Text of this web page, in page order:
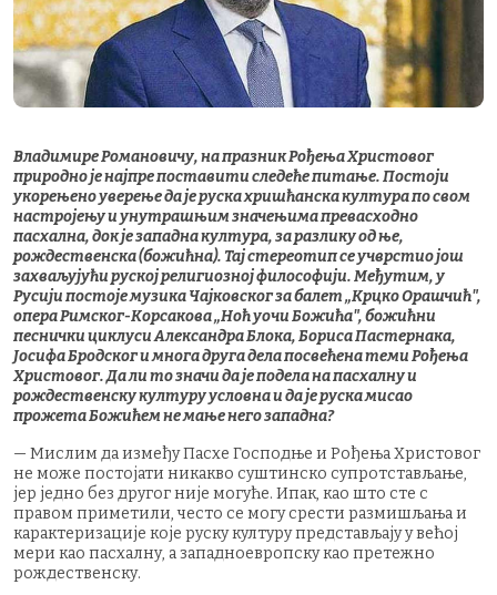
Владимире Романовичу, на празник Рођења Христовог
природно је најпре поставити следеће питање. Постоји
укорењено уверење да је руска хришћанска култура по свом
настројењу и унутрашњим значењима превасходно
пасхална, док је западна култура, за разлику од ње,
рождественска (божићна). Тај стереотип се учврстио још
захваљујући руској религиозној философији. Међутим, у
Русији постоје музика Чајковског за балет „Крцко Орашчић",
опера Римског-Корсакова „Ноћ уочи Божића", божићни
песнички циклуси Александра Блока, Бориса Пастернака,
Јосифа Бродског и многа друга дела посвећена теми Рођења
Христовог. Да ли то значи да је подела на пасхалну и
рождественску културу условна и да је руска мисао
прожета Божићем не мање него западна?
— Мислим да између Пасхе Господње и Рођења Христовог
не може постојати никакво суштинско супротстављање,
јер једно без другог није могуће. Ипак, као што сте с
правом приметили, често се могу срести размишљања и
карактеризације које руску културу представљају у већој
мери као пасхалну, а западноевропску као претежно
рождественску.